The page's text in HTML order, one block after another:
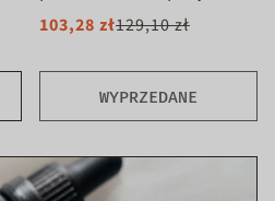
WYPRZEDANE
103,28 zł129,10 zł